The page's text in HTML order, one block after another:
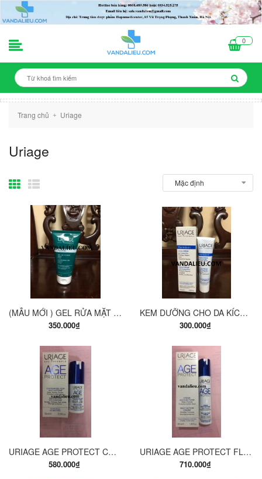
0
Trang chủ + Uriage
Uriage
(MẪU MỚI ) GEL RỬA MẶT CHO DA DẦU VÀ DA MỤN URIAGE HYSEAC 150ML
350.000₫
KEM DƯỠNG CHO DA KÍCH ỨNG URIAGE BARIEDERM CICA-CREME REPART 40 ML
300.000₫
URIAGE AGE PROTECT CONTOUR DES YEUX MULTI - ACTIONS 15ML. KEM CHỐNG NHĂN DA
580.000₫
URIAGE AGE PROTECT FLUIDE MULTI - ACTIONS 40ML SỮA DƯỠNG DA
710.000₫